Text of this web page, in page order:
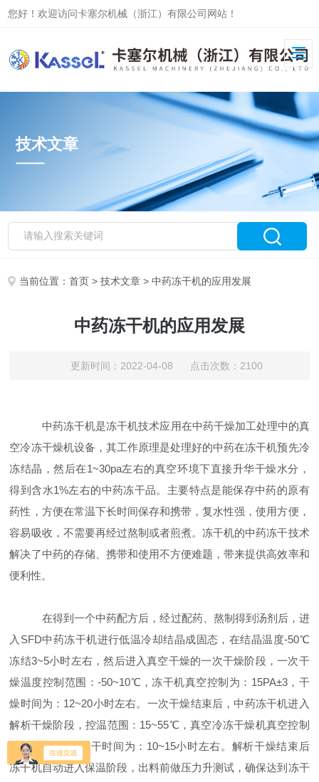
您好！欢迎访问卡塞尔机械（浙江）有限公司网站！
技术文章
当前位置：首页 >技术文章 > 中药冻干机的应用发展
中药冻干机的应用发展
更新时间：2022-04-08 点击次数：2100
中药冻干机是冻干机技术应用在中药干燥加工处理中的真
空冷冻干燥机设备，其工作原理是处理好的中药在冻干机预先冷
冻结晶，然后在1~30pa左右的真空环境下直接升华干燥水分，
得到含水1%左右的中药冻干品。主要特点是能保存中药的原有
药性，方便在常温下长时间保存和携带，复水性强，使用方便，
容易吸收，不需要再经过熬制或者煎煮。冻干机的中药冻干技术
解决了中药的存储、携带和使用不方便难题，带来提供高效率和
便利性。
在得到一个中药配方后，经过配药、熬制得到汤剂后，进
入SFD中药冻干机进行低温冷却结晶成固态，在结晶温度-50℃
冻结3~5小时左右，然后进入真空干燥的一次干燥阶段，一次干
燥温度控制范围：-50~10℃，冻干机真空控制为：15PA±3，干
燥时间为：12~20小时左右。一次干燥结束后，中药冻干机进入
解析干燥阶段，控温范围：15~55℃，真空冷冻干燥机真空控制
为：10PA±3，冻干时间为：10~15小时左右。解析干燥结束后
冻干机自动进入保温阶段，出料前做压力升测试，确保达到冻干